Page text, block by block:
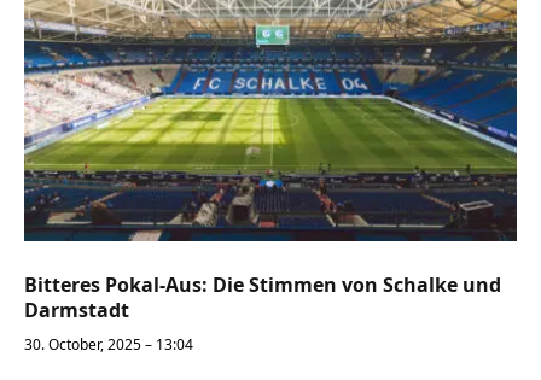
Bitteres Pokal-Aus: Die Stimmen von Schalke und
Darmstadt
30. October, 2025 – 13:04